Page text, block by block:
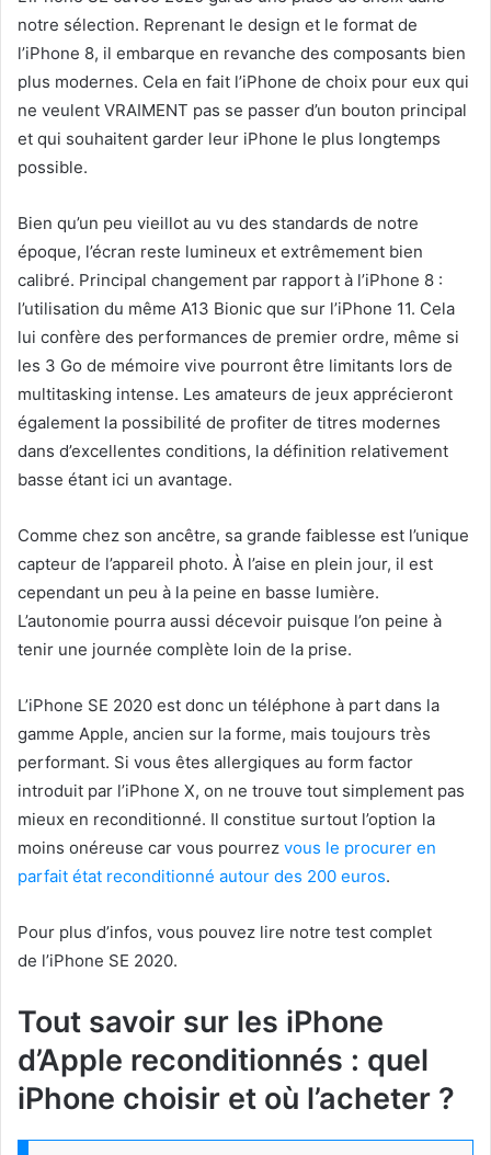
notre sélection. Reprenant le design et le format de
l’iPhone 8, il embarque en revanche des composants bien
plus modernes. Cela en fait l’iPhone de choix pour eux qui
ne veulent VRAIMENT pas se passer d’un bouton principal
et qui souhaitent garder leur iPhone le plus longtemps
possible.
Bien qu’un peu vieillot au vu des standards de notre
époque, l’écran reste lumineux et extrêmement bien
calibré. Principal changement par rapport à l’iPhone 8 :
l’utilisation du même A13 Bionic que sur l’iPhone 11. Cela
lui confère des performances de premier ordre, même si
les 3 Go de mémoire vive pourront être limitants lors de
multitasking intense. Les amateurs de jeux apprécieront
également la possibilité de profiter de titres modernes
dans d’excellentes conditions, la définition relativement
basse étant ici un avantage.
Comme chez son ancêtre, sa grande faiblesse est l’unique
capteur de l’appareil photo. À l’aise en plein jour, il est
cependant un peu à la peine en basse lumière.
L’autonomie pourra aussi décevoir puisque l’on peine à
tenir une journée complète loin de la prise.
L’iPhone SE 2020 est donc un téléphone à part dans la
gamme Apple, ancien sur la forme, mais toujours très
performant. Si vous êtes allergiques au form factor
introduit par l’iPhone X, on ne trouve tout simplement pas
mieux en reconditionné. Il constitue surtout l’option la
moins onéreuse car vous pourrez vous le procurer en
parfait état reconditionné autour des 200 euros.
Pour plus d’infos, vous pouvez lire notre test complet
de l’iPhone SE 2020.
Tout savoir sur les iPhone
d’Apple reconditionnés : quel
iPhone choisir et où l’acheter ?